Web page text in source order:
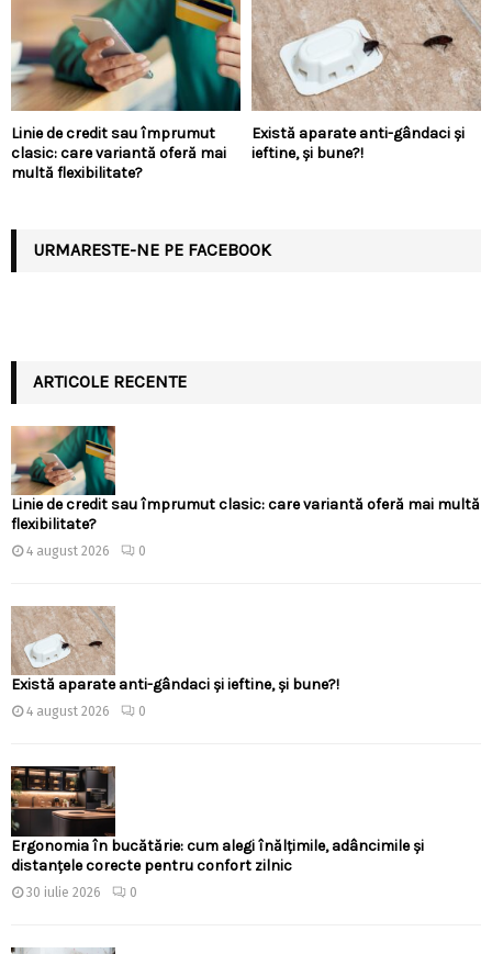
Linie de credit sau împrumut
clasic: care variantă oferă mai
multă flexibilitate?
Există aparate anti-gândaci și
ieftine, și bune?!
URMARESTE-NE PE FACEBOOK
ARTICOLE RECENTE
Linie de credit sau împrumut clasic: care variantă oferă mai multă
flexibilitate?
4 august 2026 0
Există aparate anti-gândaci și ieftine, și bune?!
4 august 2026 0
Ergonomia în bucătărie: cum alegi înălțimile, adâncimile și
distanțele corecte pentru confort zilnic
30 iulie 2026 0